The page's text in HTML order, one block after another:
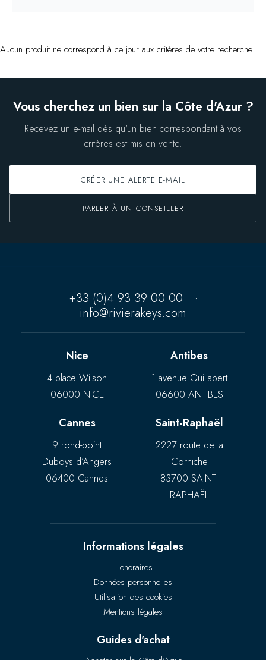
Aucun produit ne correspond à ce jour aux critères de votre recherche.
Vous cherchez un bien sur la Côte d'Azur ?
Recevez un e-mail dès qu'un bien correspondant à vos
critères est mis en vente.
CRÉER UNE ALERTE E-MAIL
PARLER À UN CONSEILLER
+33 (0)4 93 39 00 00
·
info@rivierakeys.com
Nice
4 place Wilson
06000 NICE
Antibes
1 avenue Guillabert
06600 ANTIBES
Cannes
9 rond-point
Duboys d’Angers
06400 Cannes
Saint-Raphaël
2227 route de la
Corniche
83700 SAINT-
RAPHAËL
Informations légales
Honoraires
Données personnelles
Utilisation des cookies
Mentions légales
Guides d'achat